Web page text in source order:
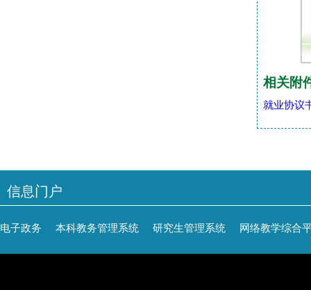
相关附
就业协议
信息门户
电子政务 本科教务管理系统 研究生管理系统 网络教学综合